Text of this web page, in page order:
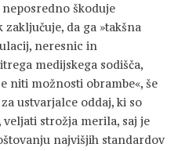
škoduje
da ga »takšna
neresnic in
medijskega sodišča,
niti možnosti obrambe«, še
ustvarjalce oddaj, ki so
veljati strožja merila, saj je
najvišjih standardov